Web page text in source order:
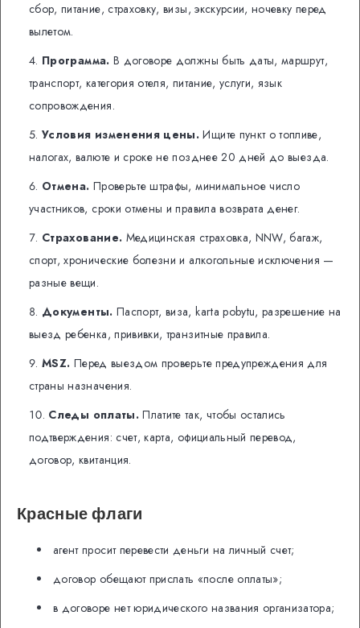
сбор, питание, страховку, визы, экскурсии, ночевку перед
вылетом.
Программа. В договоре должны быть даты, маршрут,
транспорт, категория отеля, питание, услуги, язык
сопровождения.
Условия изменения цены. Ищите пункт о топливе,
налогах, валюте и сроке не позднее 20 дней до выезда.
Отмена. Проверьте штрафы, минимальное число
участников, сроки отмены и правила возврата денег.
Страхование. Медицинская страховка, NNW, багаж,
спорт, хронические болезни и алкогольные исключения —
разные вещи.
Документы. Паспорт, виза, karta pobytu, разрешение на
выезд ребенка, прививки, транзитные правила.
MSZ. Перед выездом проверьте предупреждения для
страны назначения.
Следы оплаты.Платите так, чтобы остались
подтверждения: счет, карта, официальный перевод,
договор, квитанция.
Красные флаги
агент просит перевести деньги на личный счет;
договор обещают прислать «после оплаты»;
в договоре нет юридического названия организатора;